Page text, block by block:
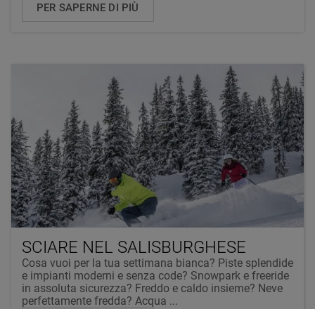
PER SAPERNE DI PIÙ
SCIARE NEL SALISBURGHESE
Cosa vuoi per la tua settimana bianca? Piste splendide
e impianti moderni e senza code? Snowpark e freeride
in assoluta sicurezza? Freddo e caldo insieme? Neve
perfettamente fredda? Acqua ...